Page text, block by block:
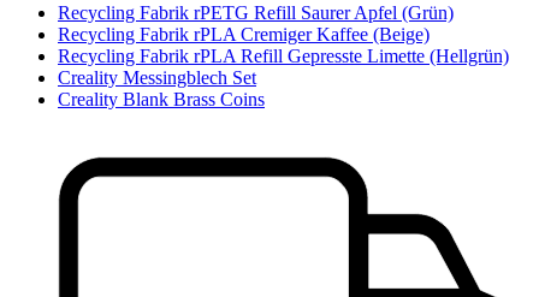
Recycling Fabrik rPETG Refill Saurer Apfel (Grün)
Recycling Fabrik rPLA Cremiger Kaffee (Beige)
Recycling Fabrik rPLA Refill Gepresste Limette (Hellgrün)
Creality Messingblech Set
Creality Blank Brass Coins